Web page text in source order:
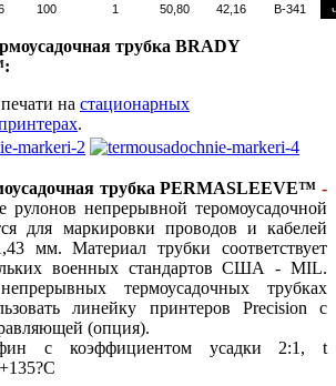
100 1 50,80 42,16 B-341
трубка BRADY
на стационарных
.
трубка PERMASLEEVE™ -
рулонов непрерывной теромоусадочной
для маркировки проводов и кабелей
мм. Материал трубки соответствует
военных стандартов США - MIL.
термоусадочных трубках
линейку принтеров Precision с
(опция).
с коэффициентом усадки 2:1, t